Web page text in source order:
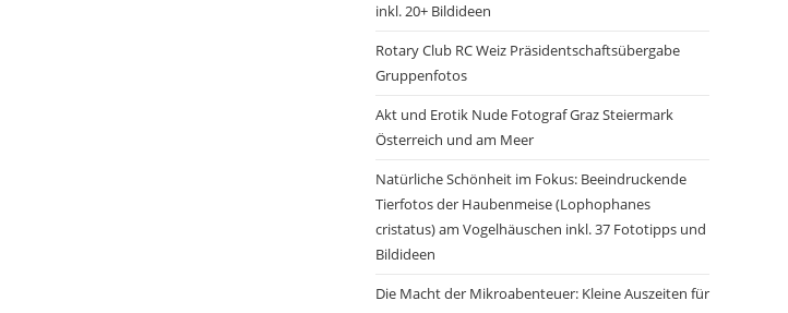
inkl. 20+ Bildideen
Rotary Club RC Weiz Präsidentschaftsübergabe
Gruppenfotos
Akt und Erotik Nude Fotograf Graz Steiermark
Österreich und am Meer
Natürliche Schönheit im Fokus: Beeindruckende
Tierfotos der Haubenmeise (Lophophanes
cristatus) am Vogelhäuschen inkl. 37 Fototipps und
Bildideen
Die Macht der Mikroabenteuer: Kleine Auszeiten für